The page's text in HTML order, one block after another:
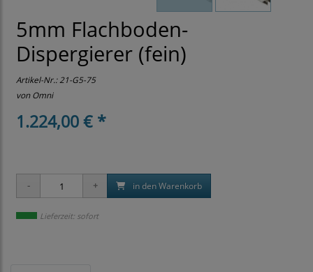
5mm Flachboden-
Dispergierer (fein)
Artikel-Nr.:21-G5-75
von Omni
1.224,00 € *
in den Warenkorb
Lieferzeit: sofort